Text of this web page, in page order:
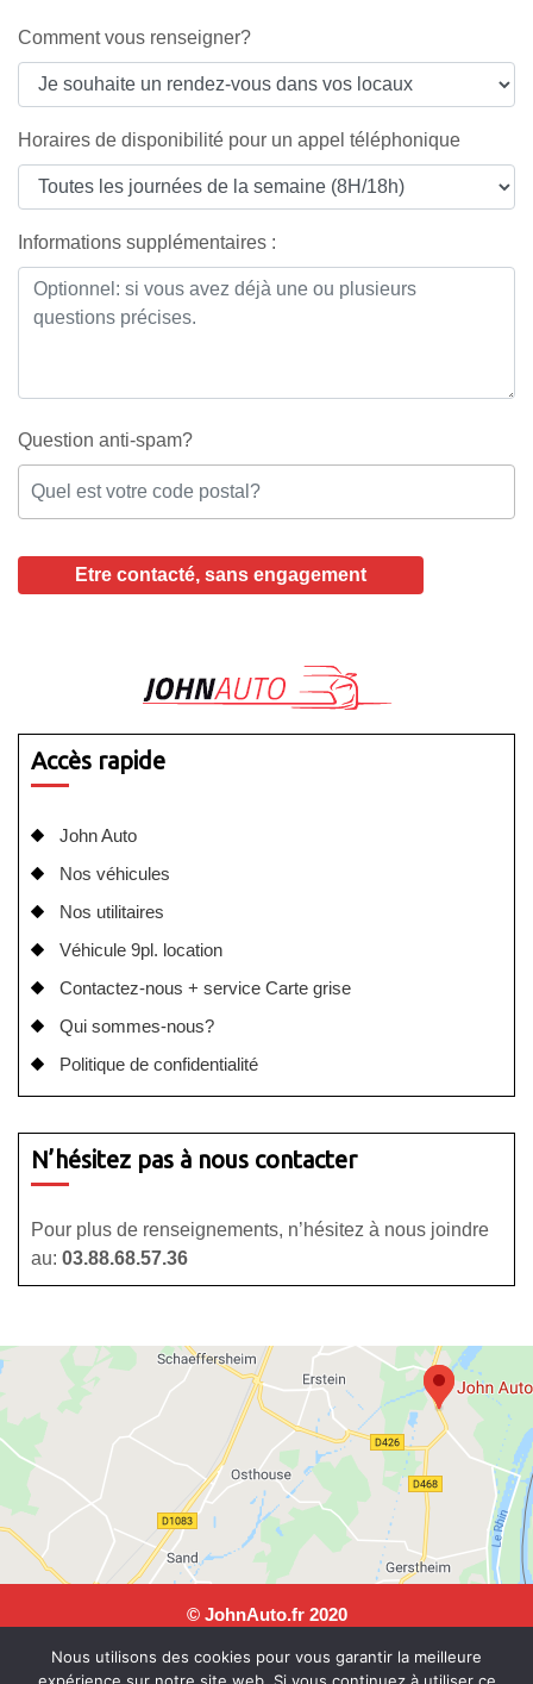
Comment vous renseigner?
Horaires de disponibilité pour un appel téléphonique
Informations supplémentaires :
Question anti-spam?
Accès rapide
John Auto
Nos véhicules
Nos utilitaires
Véhicule 9pl. location
Contactez-nous + service Carte grise
Qui sommes-nous?
Politique de confidentialité
N’hésitez pas à nous contacter
Pour plus de renseignements, n’hésitez à nous joindre
au: 03.88.68.57.36
© JohnAuto.fr 2020
68 57 36
Nous utilisons des cookies pour vous garantir la meilleure